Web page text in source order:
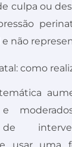
culpa ou
não
como
e
usar uma